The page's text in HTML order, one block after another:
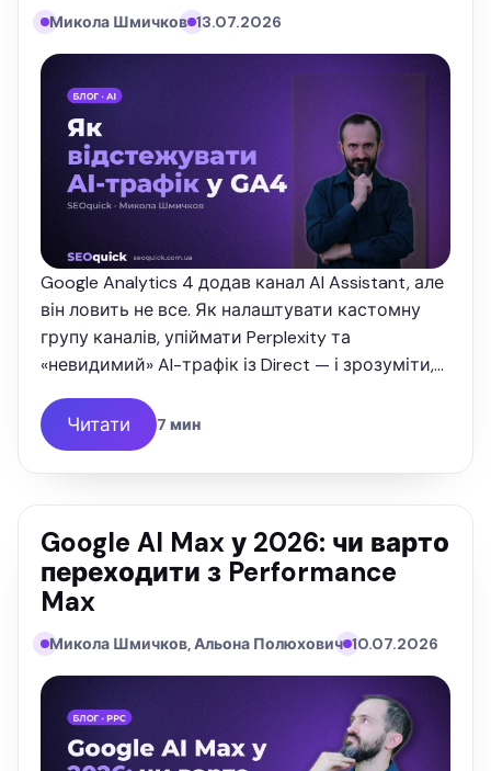
Микола Шмичков 13.07.2026
Google Analytics 4 додав канал AI Assistant, але
він ловить не все. Як налаштувати кастомну
групу каналів, упіймати Perplexity та
«невидимий» AI-трафік із Direct — і зрозуміти,
Читати 7 мин
Google AI Max у 2026: чи варто
переходити з Performance
Max
Микола Шмичков, Альона Полюхович 10.07.2026